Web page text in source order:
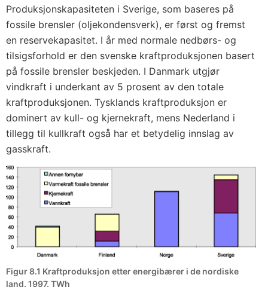
Produksjonskapasiteten i Sverige, som baseres på
fossile brensler (oljekondensverk), er først og fremst
en reservekapasitet. I år med normale nedbørs- og
tilsigsforhold er den svenske kraftproduksjonen basert
på fossile brensler beskjeden. I Danmark utgjør
vindkraft i underkant av 5 prosent av den totale
kraftproduksjonen. Tysklands kraftproduksjon er
dominert av kull- og kjernekraft, mens Nederland i
tillegg til kullkraft også har et betydelig innslag av
gasskraft.
Figur 8.1 Kraftproduksjon etter energibærer i de nordiske
land. 1997. TWh